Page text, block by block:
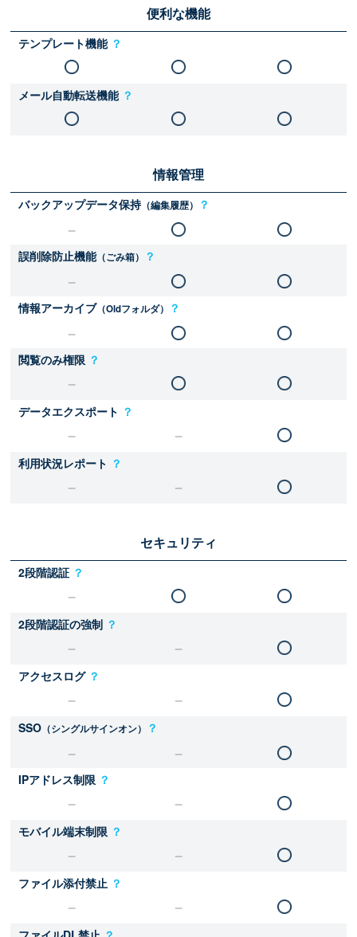
便利な機能
テンプレート機能 ？
メール自動転送機能 ？
情報管理
バックアップデータ保持（編集履歴） ？
誤削除防止機能（ごみ箱） ？
情報アーカイブ（Oldフォルダ） ？
閲覧のみ権限 ？
データエクスポート ？
利用状況レポート ？
セキュリティ
2段階認証 ？
2段階認証の強制 ？
アクセスログ ？
SSO （シングルサインオン） ？
IPアドレス制限 ？
モバイル端末制限 ？
ファイル添付禁止 ？